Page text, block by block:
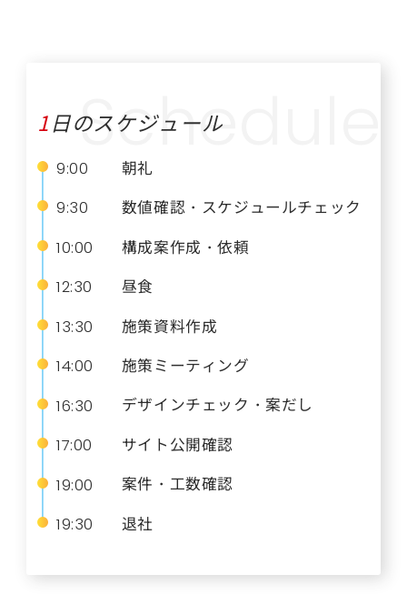
1日のスケジュール
9:00
朝礼
9:30
数値確認・スケジュールチェック
10:00
構成案作成・依頼
12:30
昼食
13:30
施策資料作成
14:00
施策ミーティング
16:30
デザインチェック・案だし
17:00
サイト公開確認
19:00
案件・工数確認
19:30
退社